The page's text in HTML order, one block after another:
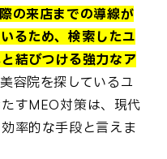
の来店までの導線が
るため、検索したユ
結びつける強力なア
容院を探しているユ
すMEO対策は、現代
率的な手段と言えま